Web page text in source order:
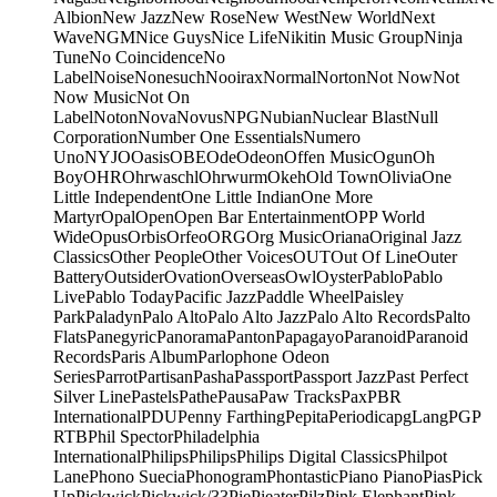
AlbionNew JazzNew RoseNew WestNew WorldNext
WaveNGMNice GuysNice LifeNikitin Music GroupNinja
TuneNo CoincidenceNo
LabelNoiseNonesuchNooiraxNormalNortonNot NowNot
Now MusicNot On
LabelNotonNovaNovusNPGNubianNuclear BlastNull
CorporationNumber One EssentialsNumero
UnoNYJOOasisOBEOdeOdeonOffen MusicOgunOh
BoyOHROhrwaschlOhrwurmOkehOld TownOliviaOne
Little IndependentOne Little IndianOne More
MartyrOpalOpenOpen Bar EntertainmentOPP World
WideOpusOrbisOrfeoORGOrg MusicOrianaOriginal Jazz
ClassicsOther PeopleOther VoicesOUTOut Of LineOuter
BatteryOutsiderOvationOverseasOwlOysterPabloPablo
LivePablo TodayPacific JazzPaddle WheelPaisley
ParkPaladynPalo AltoPalo Alto JazzPalo Alto RecordsPalto
FlatsPanegyricPanoramaPantonPapagayoParanoidParanoid
RecordsParis AlbumParlophone Odeon
SeriesParrotPartisanPashaPassportPassport JazzPast Perfect
Silver LinePastelsPathePausaPaw TracksPaxPBR
InternationalPDUPenny FarthingPepitaPeriodicapgLangPGP
RTBPhil SpectorPhiladelphia
InternationalPhilipsPhilipsPhilips Digital ClassicsPhilpot
LanePhono SueciaPhonogramPhontasticPiano PianoPiasPick